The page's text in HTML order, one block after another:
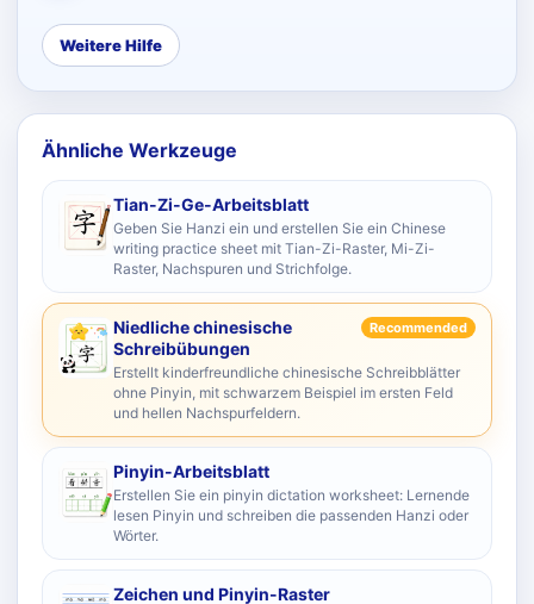
Weitere Hilfe
Ähnliche Werkzeuge
Tian-Zi-Ge-Arbeitsblatt
Geben Sie Hanzi ein und erstellen Sie ein Chinese
writing practice sheet mit Tian-Zi-Raster, Mi-Zi-
Raster, Nachspuren und Strichfolge.
Niedliche chinesische
Schreibübungen
Recommended
Erstellt kinderfreundliche chinesische Schreibblätter
ohne Pinyin, mit schwarzem Beispiel im ersten Feld
und hellen Nachspurfeldern.
Pinyin-Arbeitsblatt
Erstellen Sie ein pinyin dictation worksheet: Lernende
lesen Pinyin und schreiben die passenden Hanzi oder
Wörter.
Zeichen und Pinyin-Raster